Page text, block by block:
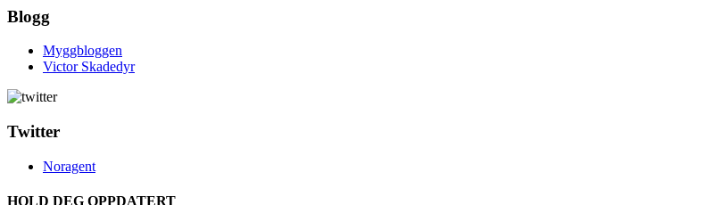
Blogg
Myggbloggen
Victor Skadedyr
Twitter
Noragent
HOLD DEG OPPDATERT